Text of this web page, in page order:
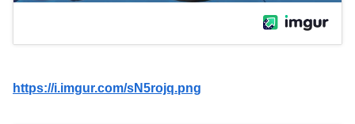
https://i.imgur.com/sN5rojq.png